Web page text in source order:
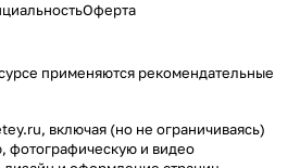
Оферта
применяются рекомендательные
включая (но не ограничиваясь)
фотографическую и видео